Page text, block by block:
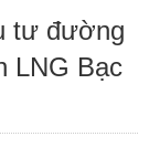
tư đường
LNG Bạc